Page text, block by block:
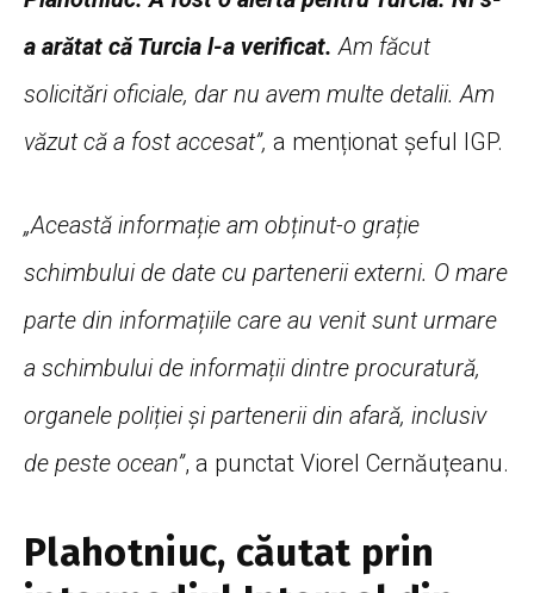
a arătat că Turcia l-a verificat. Am făcut
solicitări oficiale, dar nu avem multe detalii. Am
văzut că a fost accesat”, a menționat șeful IGP.
„Această informație am obținut-o grație
schimbului de date cu partenerii externi. O mare
parte din informațiile care au venit sunt urmare
a schimbului de informații dintre procuratură,
organele poliției și partenerii din afară, inclusiv
de peste ocean”, a punctat Viorel Cernăuțeanu.
Plahotniuc, căutat prin